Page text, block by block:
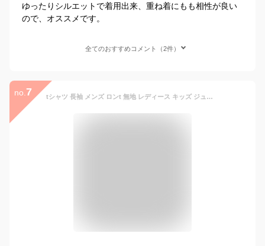
ゆったりシルエットで着用出来、重ね着にもも相性が良い
ので、オススメです。
全てのおすすめコメント（2件）
no. 7 tシャツ 長袖 メンズ ロンt 無地 レディース キッズ ジュニア 綿100% コットン 大きいサイズ ロンティー ロンT ろんt ロングtシャツ 長袖tシャツ 重ね着 シンプル ブランド 白 黒 白い 厚手 プリントスター（Printstar) ロングスリーブTシャツ 102cvl 00102 5.6オンス